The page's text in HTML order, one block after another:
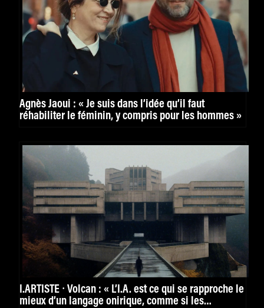
Agnès Jaoui : « Je suis dans l’idée qu’il faut
réhabiliter le féminin, y compris pour les hommes »
I.ARTISTE ⸱ Volcan : « L’I.A. est ce qui se rapproche le
mieux d’un langage onirique, comme si les